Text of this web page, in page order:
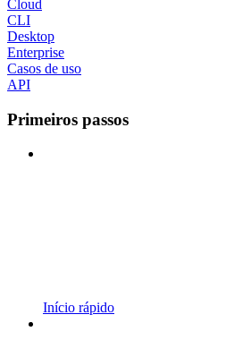
Cloud
CLI
Desktop
Enterprise
Casos de uso
API
Primeiros passos
Início rápido